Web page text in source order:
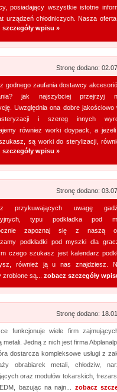
aparaturę oraz wiedzę, by
elektro...
Szpital Specjalista
Szpital Specjalista, to
poradnie, jak i oddział
laserowa jest powszechna.
Aermec serwis
Jesteśmy firmą oferującą
Obsługujemy też serwis
informacje na temat
wyn...
Rehabilitacja
Mikropolaryzacja mózgu, to
o powrót do pełnej
nieinwazyjna. Wykonuje ją
Michałkowo. Oczywiście
dopasowan...
Archiwizacja
Oferujemy zgłaszającym się
Archiwizacja dokumentów
informacji jest naszym
posiadający wszystkie istotne
urządzeń chłodniczych. Nasza
szczegóły wpisu »
Stronę dodano:
godnego zaufania dostawcy
jak najszybciej przejrzyj
Uwzględnia ona dobre jakościowo
i szereg innych
również worki doypack, a
są worki do sterylizacji,
szczegóły wpisu »
Stronę dodano:
przykuwających uwagę
typu podkładka pod
zapoznaj się z naszą
podkładki pod myszki dla
czego szukasz jest kalendarz
również ją u nas znajdziesz.
zrobione są... zobacz szczegóły
Stronę dodano:
funkcjonuje wiele firm
metali. Jedną z nich jest firma
dostarcza kompleksowe usługi z
obrabiarek metali, chłodziw,
oraz modułów tokarskich,
bazując na najn... zobacz